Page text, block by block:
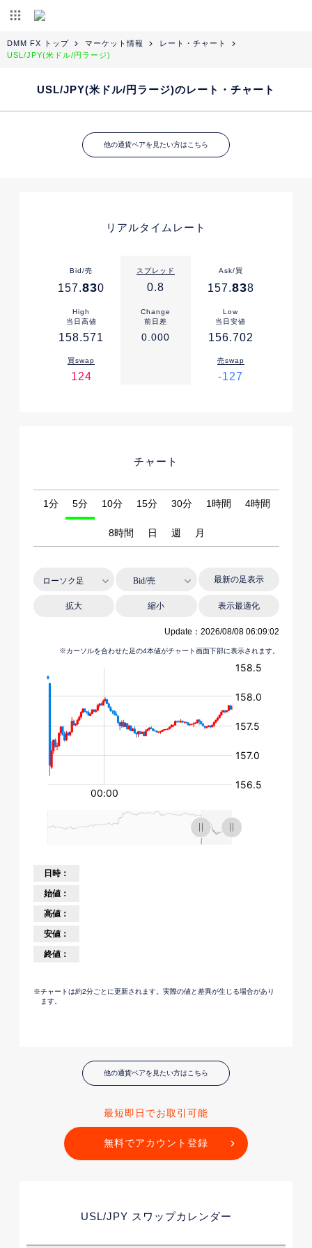
DMM FX トップ マーケット情報
レート・チャート
USL/JPY(米ドル/円ラージ)
USL/JPY(米ドル/円ラージ)のレート・チャート
他の通貨ペアを見たい方はこちら
リアルタイムレート
Bid/売 スプレッド Ask/買
157.830 0.8 157.838
High
当日高値
Change
前日差
Low
当日安値
158.571 0.000 156.702
買swap 売swap
124 -127
チャート
他の通貨ペアを見たい方はこちら
最短即日でお取引可能
無料でアカウント登録
USL/JPY スワップカレンダー